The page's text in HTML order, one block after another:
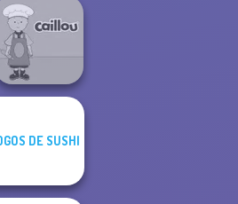
Cooking Frenzy
DE SUSHI